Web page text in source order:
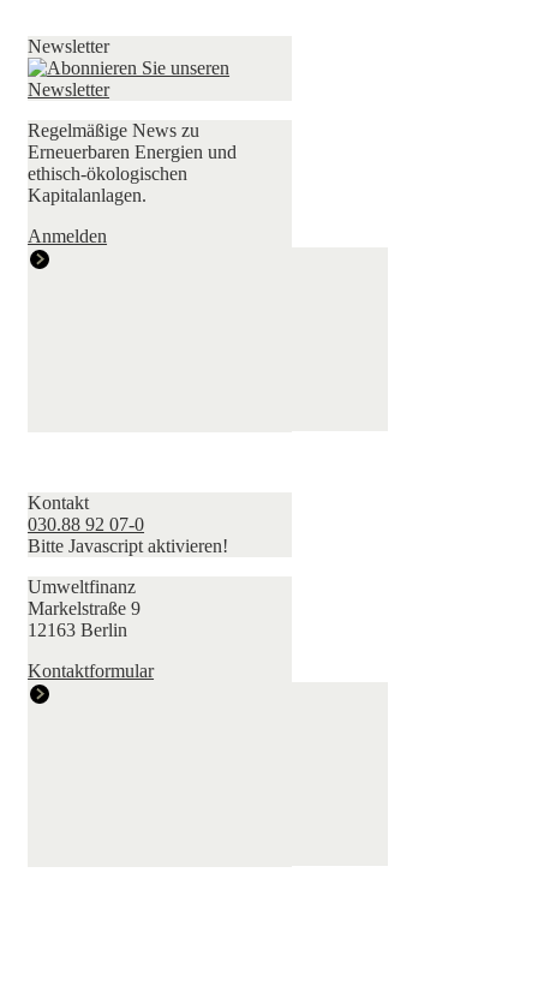
Newsletter
Regelmäßige News zu
Erneuerbaren Energien und
ethisch-ökologischen
Kapitalanlagen.
Anmelden
Kontakt
030.88 92 07-0
Bitte Javascript aktivieren!
Umweltfinanz
Markelstraße 9
12163 Berlin
Kontaktformular